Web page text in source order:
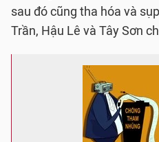
sau đó cũng tha hóa và
Trần, Hậu Lê và Tây Sơn